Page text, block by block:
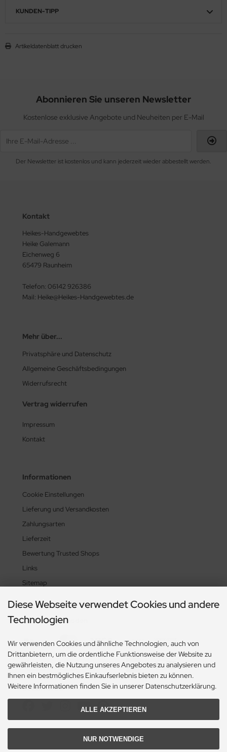
KUNDEN-TIPP
Artikeldatenblatt drucken
Abonnieren Sie unseren Newsletter
Kostenlose exklusive Angebote und Neuheiten per E-Mail
Der Newsletter ist kostenlos und kann jederzeit wieder abbestellt werden.
Kontakt
Heikes-Handgewebtes
Heike Galemann
Eichenweg 6
65479 Raunheim
Telefon: 06142 926386
Mail: Heike@Heikes-Handgewebtes.de
Mehr über...
Privatsphäre und Datenschutz
Allgemeine Geschäftsbedingungen
Widerrufsrecht
Vertrag widerrufen
Impressum
Kontakt
Informationen
Cookie Einstellungen
Lieferung und Versandkosten
Zahlungsarten
Lieferzeit
Bewertung Trusted Shops
Links
Sitemap
Zahlungsmethoden
Social Media
Diese Webseite verwendet Cookies und andere
Technologien
Wir verwenden Cookies und ähnliche Technologien, auch von
Drittanbietern, um die ordentliche Funktionsweise der Website zu
gewährleisten, die Nutzung unseres Angebotes zu analysieren und
Ihnen ein bestmögliches Einkaufserlebnis bieten zu können.
Weitere Informationen finden Sie in unserer Datenschutzerklärung.
ALLE AKZEPTIEREN
NUR NOTWENDIGE